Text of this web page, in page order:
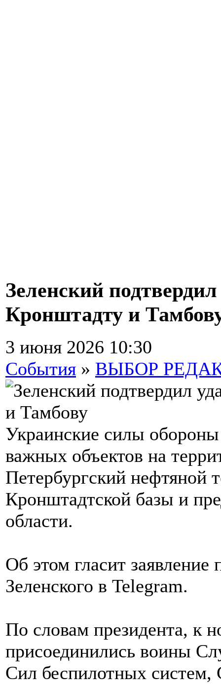
Зеленский
Кронштадту и
3 июня 2026 10:30
События » ВЫБОР
Украинские силы
важных объектов на
Петербургский нефтяной
Кронштадтской базы и
области.
Об этом гласит
Зеленского в Telegram.
По словам президента, к
присоединились воины
Сил беспилотных